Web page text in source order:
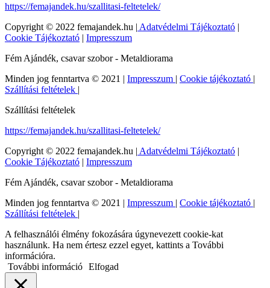
https://femajandek.hu/szallitasi-feltetelek/
Copyright © 2022 femajandek.hu | Adatvédelmi Tájékoztató |
Cookie Tájékoztató | Impresszum
Fém Ajándék, csavar szobor - Metaldiorama
Minden jog fenntartva © 2021 | Impresszum | Cookie tájékoztató |
Szállítási feltételek |
Szállítási feltételek
https://femajandek.hu/szallitasi-feltetelek/
Copyright © 2022 femajandek.hu | Adatvédelmi Tájékoztató |
Cookie Tájékoztató | Impresszum
Fém Ajándék, csavar szobor - Metaldiorama
Minden jog fenntartva © 2021 | Impresszum | Cookie tájékoztató |
Szállítási feltételek |
A felhasználói élmény fokozására úgynevezett cookie-kat
használunk. Ha nem értesz ezzel egyet, kattints a További
információra.
További információ Elfogad